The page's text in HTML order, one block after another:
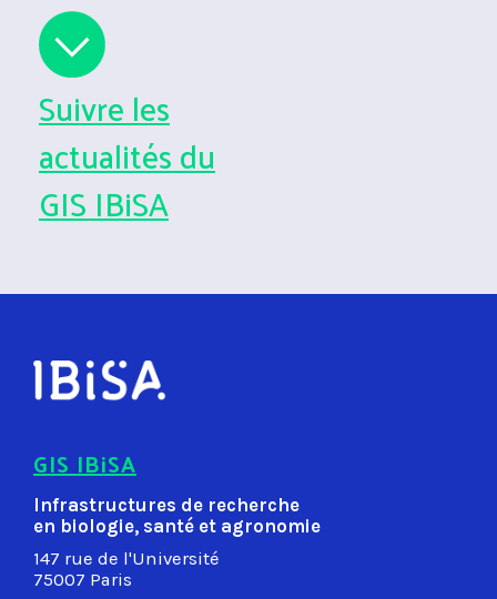
Suivre les
actualités du
GIS IBiSA
GIS IBiSA
Infrastructures de recherche
en biologie, santé et agronomie
147 rue de l'Université
75007 Paris